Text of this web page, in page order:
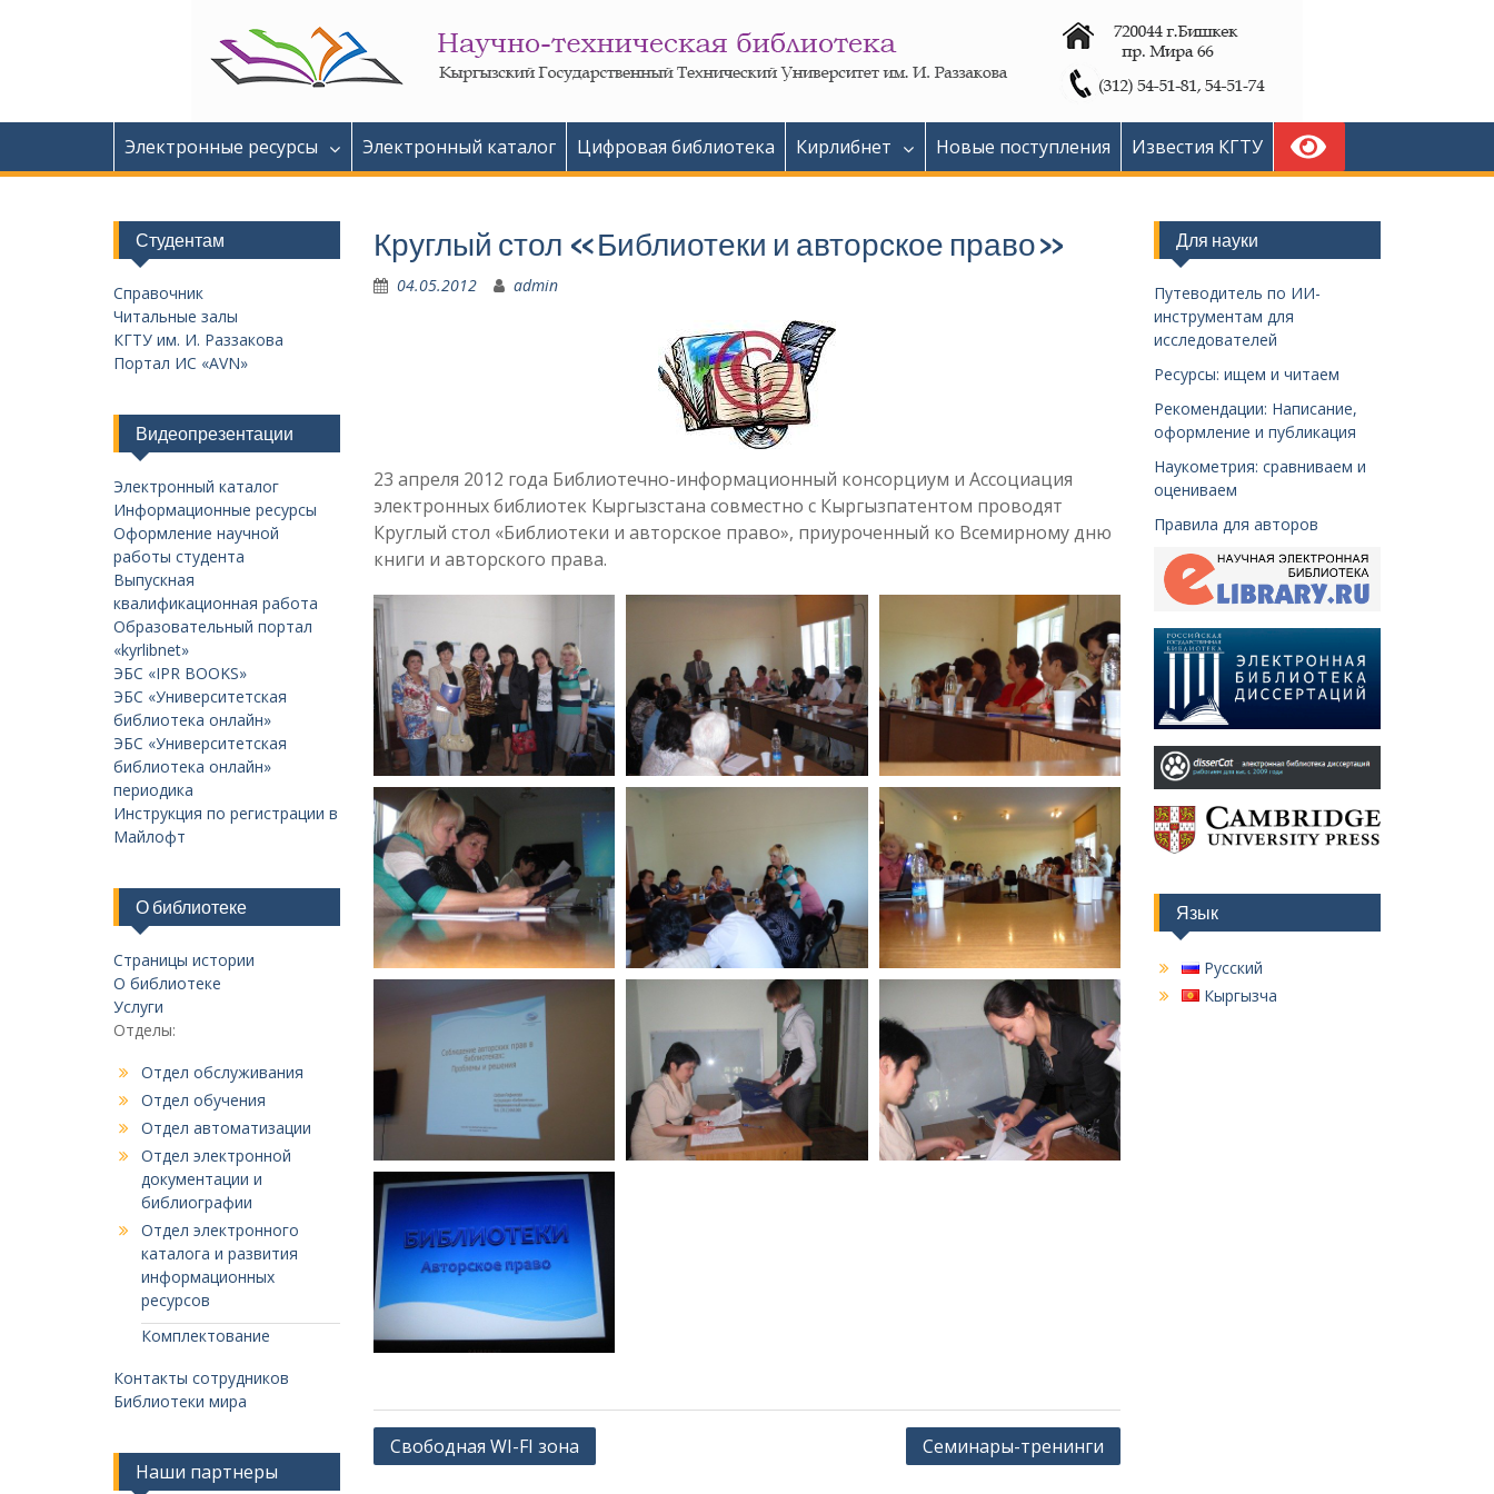
Электронные ресурсы Электронный каталог Цифровая библиотека Кирлибнет Новые поступления Известия КГТУ
Студентам
Справочник
Читальные залы
КГТУ им. И. Раззакова
Портал ИС «AVN»
Видеопрезентации
Электронный каталог
Информационные ресурсы
Оформление научной
работы студента
Выпускная
квалификационная работа
Образовательный портал
«kyrlibnet»
ЭБС «IPR BOOKS»
ЭБС «Университетская
библиотека онлайн»
ЭБС «Университетская
библиотека онлайн»
периодика
Инструкция по регистрации в
Майлофт
О библиотеке
Страницы истории
О библиотеке
Услуги
Отделы:
Отдел обслуживания
Отдел обучения
Отдел автоматизации
Отдел электронной
документации и
библиографии
Отдел электронного
каталога и развития
информационных
ресурсов
Комплектование
Контакты сотрудников
Библиотеки мира
Наши партнеры
Круглый стол «Библиотеки и авторское право»
04.05.2012 admin
23 апреля 2012 года Библиотечно-информационный консорциум и Ассоциация
электронных библиотек Кыргызстана совместно с Кыргызпатентом проводят
Круглый стол «Библиотеки и авторское право», приуроченный ко Всемирному дню
книги и авторского права.
Навигация
Свободная WI-FI зона Семинары-тренинги
Для науки
Путеводитель по ИИ-
инструментам для
исследователей
Ресурсы: ищем и читаем
Рекомендации: Написание,
оформление и публикация
Наукометрия: сравниваем и
оцениваем
Правила для авторов
Язык
Русский
Кыргызча